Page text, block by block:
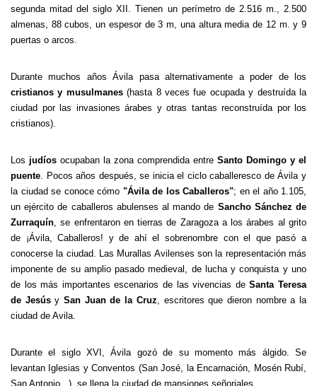
segunda mitad del siglo XII. Tienen un perímetro de 2.516 m., 2.500
almenas, 88 cubos, un espesor de3 m, una altura media de 12 m. y 9
puertas o arcos.
Durante muchos años Ávila pasa alternativamente a poder de los
cristianos y musulmanes(hasta 8 veces fue ocupada y destruída la
ciudad por las invasiones árabes y otras tantas reconstruída por los
cristianos).
Los judíos ocupaban la zona comprendida entre Santo Domingo y el
puente. Pocos años después, se inicia el ciclo caballeresco de Ávila y
la ciudad se conoce cómo "Ávila de los Caballeros"; en el año 1.105,
un ejército de caballeros abulenses al mando de Sancho Sánchez de
Zurraquín, se enfrentaron en tierras de Zaragoza a los árabes al grito
de ¡Ávila, Caballeros! y de ahí el sobrenombre con el que pasó a
conocerse la ciudad. Las Murallas Avilenses son la representación más
imponente de su amplio pasado medieval, de lucha y conquista y uno
de los más importantes escenarios de las vivencias deSanta Teresa
de JesúsySan Juan de la Cruz, escritores que dieron nombre a la
ciudad de Avila.
Durante el siglo XVI, Ávila gozó de su momento más álgido. Se
levantan Iglesias y Conventos (San José, la Encarnación, Mosén Rubí,
San Antonio...), se llena la ciudad de mansiones señoriales.